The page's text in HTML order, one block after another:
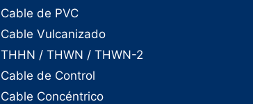
Cable de PVC
Cable Vulcanizado
THHN / THWN / THWN-2
Cable de Control
Cable Concéntrico